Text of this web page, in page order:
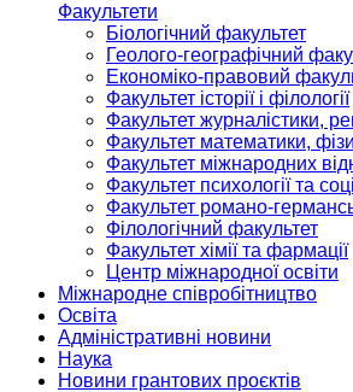
Факультети
Біологічний факультет
Геолого-географічний
Економіко-правовий
Факультет історії і філології
Факультет журналістики,
Факультет математики,
Факультет міжнародних
Факультет психології та
Факультет романо-
Філологічний факультет
Факультет хімії та фармації
Центр міжнародної освіти
Міжнародне співробітництво
Освіта
Адміністративні новини
Наука
Новини грантових проєктів